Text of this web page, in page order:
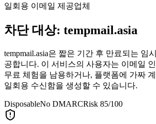
일회용 이메일 제공업체
차단 대상: tempmail.asia
tempmail.asia은 짧은 기간 후 만료되는 임
공합니다. 이 서비스의 사용자는 이메일
무료 체험을 남용하거나, 플랫폼에 가짜
일회용 수신함을 생성할 수 있습니다.
DisposableNo DMARCRisk 85/100